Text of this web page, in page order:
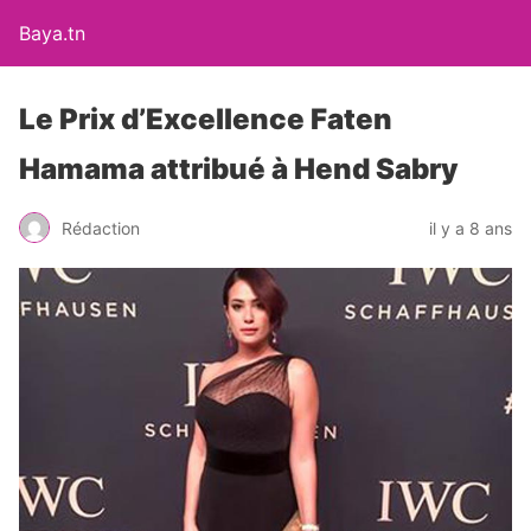
Baya.tn
Le Prix d’Excellence Faten
Hamama attribué à Hend Sabry
Rédaction il y a 8 ans